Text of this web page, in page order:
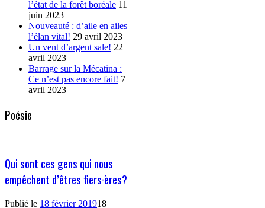
l’état de la forêt boréale 11
juin 2023
Nouveauté : d’aile en ailes
l’élan vital! 29 avril 2023
Un vent d’argent sale! 22
avril 2023
Barrage sur la Mécatina :
Ce n’est pas encore fait! 7
avril 2023
Poésie
Qui sont ces gens qui nous
empêchent d’êtres fiers·ères?
Publié le 18 février 201918